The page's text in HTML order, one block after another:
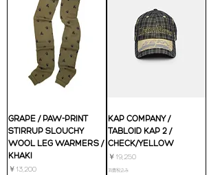
GRAPE / PAW-PRINT
STIRRUP SLOUCHY
WOOL LEG WARMERS /
KHAKI
価格
￥13,200
KAP COMPANY /
TABLOID KAP 2 /
CHECK/YELLOW
価格
￥19,250
消費税込み